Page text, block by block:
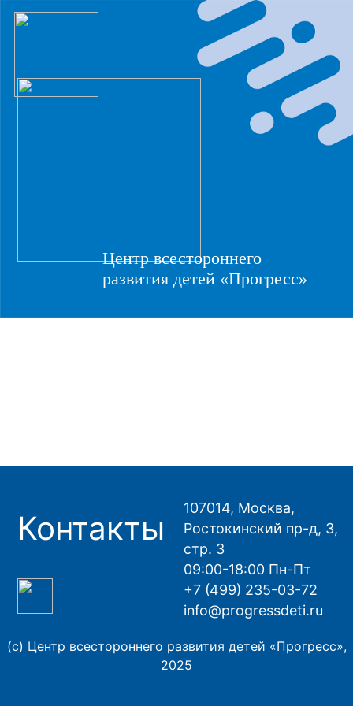
Центр всестороннего
развития детей «Прогресс»
Контакты
107014, Москва,
Ростокинский пр-д, 3,
стр. 3
09:00-18:00 Пн-Пт
+7 (499) 235-03-72
info@progressdeti.ru
(с) Центр всестороннего развития детей «Прогресс»,
2025